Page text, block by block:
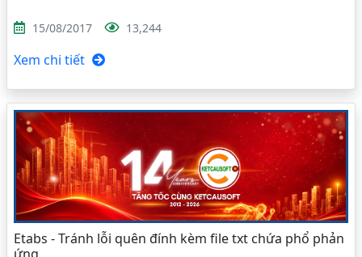
15/08/2017 13,244
Xem chi tiết
Etabs - Tránh lỗi quên đính kèm file txt chứa phổ phản